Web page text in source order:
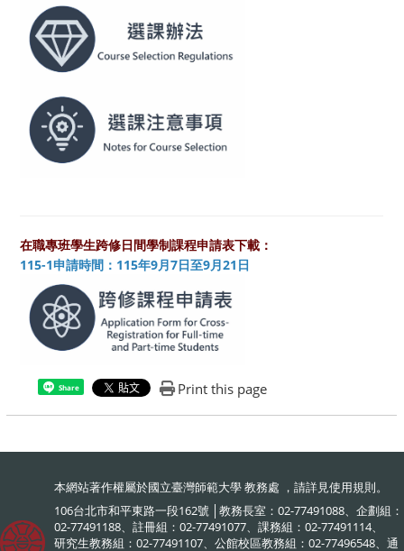
在職專班學生跨修日間學制課程申請表下載：
115-1申請時間：115年9月7日至9月21日
Share Print this page
本網站著作權屬於國立臺灣師範大學 教務處 ，請詳見使用規則。
106台北市和平東路一段162號 │教務長室：02-77491088、企劃組：
02-77491188、註冊組：02-77491077、課務組：02-77491114、
研究生教務組：02-77491107、公館校區教務組：02-77496548、通